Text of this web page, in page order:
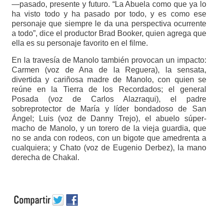
—pasado, presente y futuro. “La Abuela como que ya lo
ha visto todo y ha pasado por todo, y es como ese
personaje que siempre le da una perspectiva ocurrente
a todo”, dice el productor Brad Booker, quien agrega que
ella es su personaje favorito en el filme.
En la travesía de Manolo también provocan un impacto:
Carmen (voz de Ana de la Reguera), la sensata,
divertida y cariñosa madre de Manolo, con quien se
reúne en la Tierra de los Recordados; el general
Posada (voz de Carlos Alazraqui), el padre
sobreprotector de María y líder bondadoso de San
Ángel; Luis (voz de Danny Trejo), el abuelo súper-
macho de Manolo, y un torero de la vieja guardia, que
no se anda con rodeos, con un bigote que amedrenta a
cualquiera; y Chato (voz de Eugenio Derbez), la mano
derecha de Chakal.